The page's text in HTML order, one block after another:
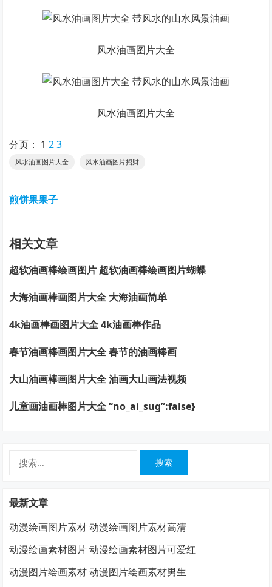
风水油画图片大全
风水油画图片大全
分页： 1 2 3
风水油画图片大全 风水油画图片招财
煎饼果果子
相关文章
超软油画棒绘画图片 超软油画棒绘画图片蝴蝶
大海油画棒画图片大全 大海油画简单
4k油画棒画图片大全 4k油画棒作品
春节油画棒画图片大全 春节的油画棒画
大山油画棒画图片大全 油画大山画法视频
儿童画油画棒图片大全 “no_ai_sug”:false}
最新文章
动漫绘画图片素材 动漫绘画图片素材高清
动漫绘画素材图片 动漫绘画素材图片可爱红
动漫图片绘画素材 动漫图片绘画素材男生